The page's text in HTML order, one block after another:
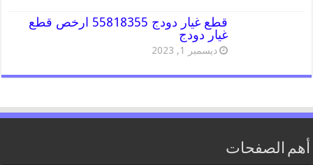
قطع غيار دودج 55818355 ارخص قطع
غيار دودج
ديسمبر 1, 2023
أهم الصفحات